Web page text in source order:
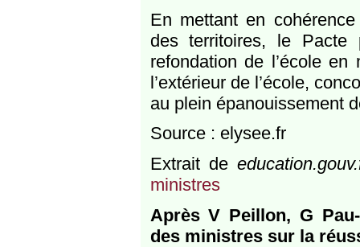
En mettant en
des territoires, le
refondation de l’école
l’extérieur de l’école,
au plein épanouissement
Source : elysee.fr
Extrait de
ministres
Après V Peillon, G
des ministres sur la